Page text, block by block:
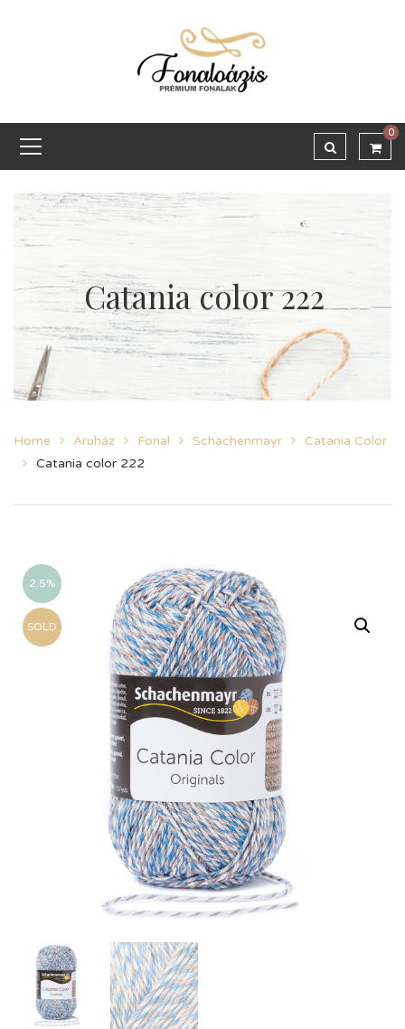
0
Catania color 222
Home Áruház Fonal Schachenmayr
Catania Color
Catania color 222
2.5%
SOLD